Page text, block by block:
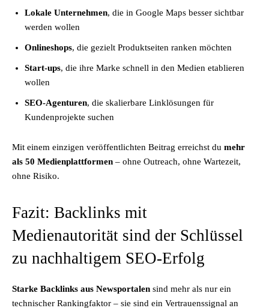
Lokale Unternehmen, die in Google Maps besser sichtbar
werden wollen
Onlineshops, die gezielt Produktseiten ranken möchten
Start-ups, die ihre Marke schnell in den Medien etablieren
wollen
SEO-Agenturen, die skalierbare Linklösungen für
Kundenprojekte suchen
Mit einem einzigen veröffentlichten Beitrag erreichst du mehr
als 50 Medienplattformen – ohne Outreach, ohne Wartezeit,
ohne Risiko.
Fazit: Backlinks mit
Medienautorität sind der Schlüssel
zu nachhaltigem SEO-Erfolg
Starke Backlinks aus Newsportalen sind mehr als nur ein
technischer Rankingfaktor – sie sind ein Vertrauenssignal an